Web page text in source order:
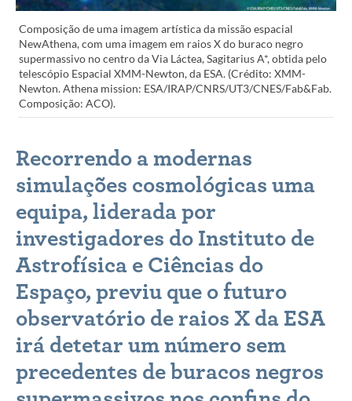
Composição de uma imagem artística da missão espacial
NewAthena, com uma imagem em raios X do buraco negro
supermassivo no centro da Via Láctea, Sagitarius A*, obtida pelo
telescópio Espacial XMM-Newton, da ESA. (Crédito: XMM-
Newton. Athena mission: ESA/IRAP/CNRS/UT3/CNES/Fab&Fab.
Composição: ACO).
Recorrendo a modernas
simulações cosmológicas uma
equipa, liderada por
investigadores do Instituto de
Astrofísica e Ciências do
Espaço, previu que o futuro
observatório de raios X da ESA
irá detetar um número sem
precedentes de buracos negros